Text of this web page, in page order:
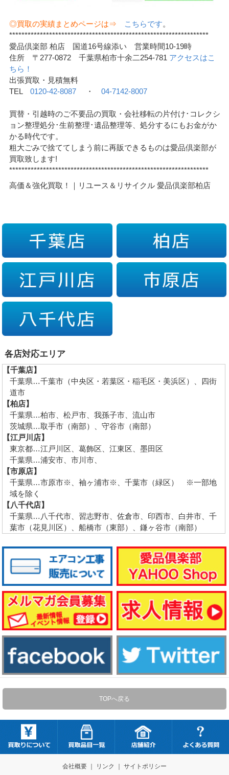
◎買取の実績まとめページは⇒ こちらです。
*****************************************************************
愛品倶楽部 柏店 国道16号線添い 営業時間10-19時
住所 〒277-0872 千葉県柏市十余二254-781 アクセスはこ
ちら！
出張買取・見積無料
TEL0120-42-8087 ・04-7142-8007
買替・引越時のご不要品の買取・会社移転の片付け･コレクシ
ョン整理処分･生前整理･遺品整理等、処分するにもお金がか
かる時代です。
粗大ごみで捨ててしまう前に再販できるものは愛品倶楽部が
買取致します!
*****************************************************************
高価＆強化買取！｜リユース＆リサイクル 愛品倶楽部柏店
各店対応エリア
【千葉店】
千葉県…千葉市（中央区・若葉区・稲毛区・美浜区）、四街
道市
【柏店】
千葉県…柏市、松戸市、我孫子市、流山市
茨城県…取手市（南部）、守谷市（南部）
【江戸川店】
東京都…江戸川区、葛飾区、江東区、墨田区
千葉県…浦安市、市川市、
【市原店】
千葉県…市原市※、袖ヶ浦市※、千葉市（緑区） ※一部地
域を除く
【八千代店】
千葉県…八千代市、習志野市、佐倉市、印西市、白井市、千
葉市（花見川区）、船橋市（東部）、鎌ヶ谷市（南部）
TOPへ戻る
会社概要｜ リンク ｜ サイトポリシー